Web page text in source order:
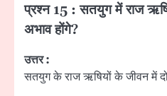
प्रश्न 15 : सतयुग में राज
अभाव होंगे?
उत्तर :
सतयुग के राज ऋषियों के जीवन में